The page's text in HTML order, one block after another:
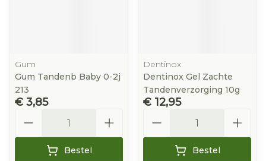
Gum
Gum Tandenb Baby 0-2j
213
€ 3,85
Bestel
Dentinox
Dentinox Gel Zachte
Tandenverzorging 10g
€ 12,95
Bestel